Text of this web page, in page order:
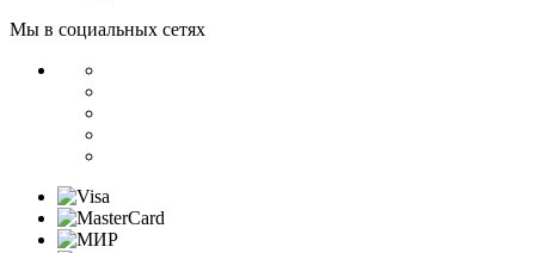
Мы в социальных сетях